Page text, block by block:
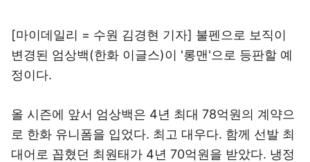
[마이데일리 = 수원 김경현 기자] 불펜으로 보직이
변경된 엄상백(한화 이글스)이 '롱맨'으로 등판할 예
정이다.
올 시즌에 앞서 엄상백은 4년 최대 78억원의 계약으
로 한화 유니폼을 입었다. 최고 대우다. 함께 선발 최
대어로 꼽혔던 최원태가 4년 70억원을 받았다. 냉정